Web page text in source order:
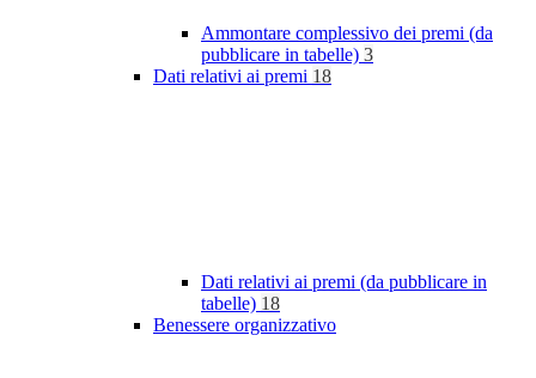
Ammontare complessivo dei premi (da
pubblicare in tabelle) 3
Dati relativi ai premi 18
Dati relativi ai premi (da pubblicare in
tabelle) 18
Benessere organizzativo